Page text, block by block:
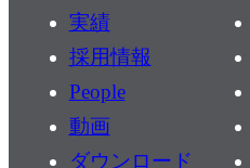
実績
採用情報
People
動画
ダウンロード